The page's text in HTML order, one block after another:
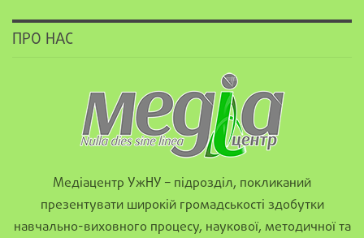
ПРО НАС
Медіацентр УжНУ – підрозділ, покликаний
презентувати широкій громадськості здобутки
навчально-виховного процесу, наукової, методичної та